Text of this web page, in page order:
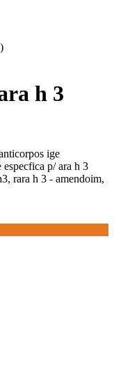
h 3
ige
p/ ara h 3
rara h 3 - amendoim,